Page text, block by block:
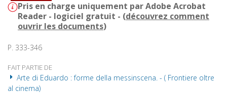
Pris en charge uniquement par Adobe Acrobat
Reader - logiciel gratuit - (découvrez comment
ouvrir les documents)
P. 333-346
FAIT PARTIE DE
Arte di Eduardo : forme della messinscena. - ( Frontiere oltre
al cinema)